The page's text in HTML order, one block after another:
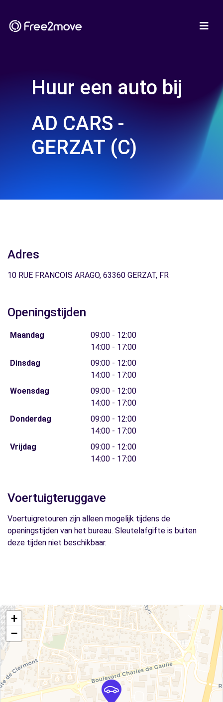
Huur een auto bij
AD CARS -
GERZAT (C)
Adres
10 RUE FRANCOIS ARAGO, 63360 GERZAT, FR
Openingstijden
Maandag
09:00 - 12:00
14:00 - 17:00
Dinsdag
09:00 - 12:00
14:00 - 17:00
Woensdag
09:00 - 12:00
14:00 - 17:00
Donderdag
09:00 - 12:00
14:00 - 17:00
Vrijdag
09:00 - 12:00
14:00 - 17:00
Voertuigteruggave
Voertuigretouren zijn alleen mogelijk tijdens de
openingstijden van het bureau. Sleutelafgifte is buiten
deze tijden niet beschikbaar.
+
−